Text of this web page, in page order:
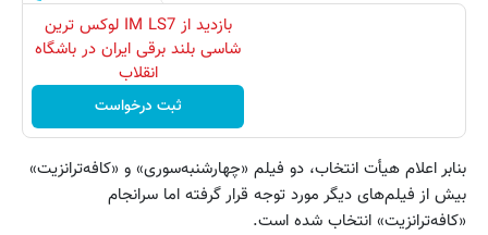
بازدید از IM LS7 لوکس ترین
شاسی بلند برقی ایران در باشگاه
انقلاب
ثبت درخواست
بنابر اعلام هیأت انتخاب، دو فیلم «چهارشنبه‌سوری» و «کافه‌ترانزیت»
بیش از فیلم‌های دیگر مورد توجه قرار گرفته اما سرانجام
«کافه‌ترانزیت» انتخاب شده است.